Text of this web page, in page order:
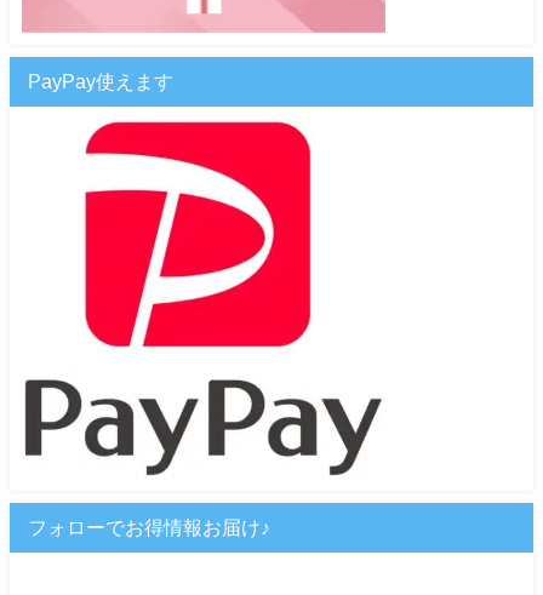
PayPay使えます
フォローでお得情報お届け♪